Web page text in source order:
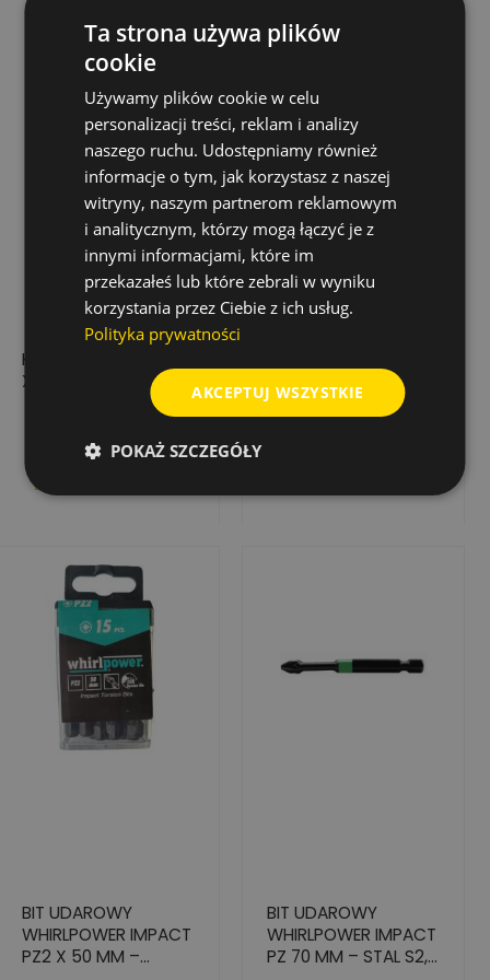
KLUCZ NASADOWY, 7
X 45 MM, 1/4"
20,48 zł
TORX TX27 1/4''
WYSOKA TRWAŁOŚĆ
BIT UDAROWY
WHIRLPOWER IMPACT
PZ2 X 50 MM –
BIT UDAROWY
WHIRLPOWER IMPACT
PZ 70 MM – STAL S2,
Ta strona używa plików
cookie
Używamy plików cookie w celu
personalizacji treści, reklam i analizy
naszego ruchu. Udostępniamy również
informacje o tym, jak korzystasz z naszej
witryny, naszym partnerom reklamowym
i analitycznym, którzy mogą łączyć je z
innymi informacjami, które im
przekazałeś lub które zebrali w wyniku
korzystania przez Ciebie z ich usług.
Polityka prywatności
AKCEPTUJ WSZYSTKIE
POKAŻ SZCZEGÓŁY